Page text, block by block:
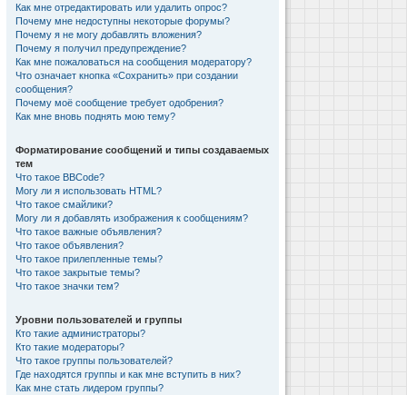
Как мне отредактировать или удалить опрос?
Почему мне недоступны некоторые форумы?
Почему я не могу добавлять вложения?
Почему я получил предупреждение?
Как мне пожаловаться на сообщения модератору?
Что означает кнопка «Сохранить» при создании
сообщения?
Почему моё сообщение требует одобрения?
Как мне вновь поднять мою тему?
Форматирование сообщений и типы создаваемых
тем
Что такое BBCode?
Могу ли я использовать HTML?
Что такое смайлики?
Могу ли я добавлять изображения к сообщениям?
Что такое важные объявления?
Что такое объявления?
Что такое прилепленные темы?
Что такое закрытые темы?
Что такое значки тем?
Уровни пользователей и группы
Кто такие администраторы?
Кто такие модераторы?
Что такое группы пользователей?
Где находятся группы и как мне вступить в них?
Как мне стать лидером группы?